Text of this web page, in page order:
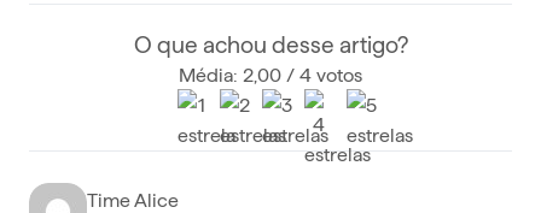
O que achou desse artigo?
Média: 2,00 / 4 votos
Time Alice